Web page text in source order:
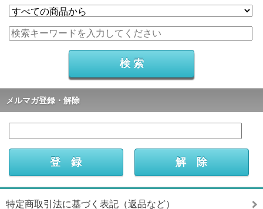
メルマガ登録・解除
特定商取引法に基づく表記（返品など）